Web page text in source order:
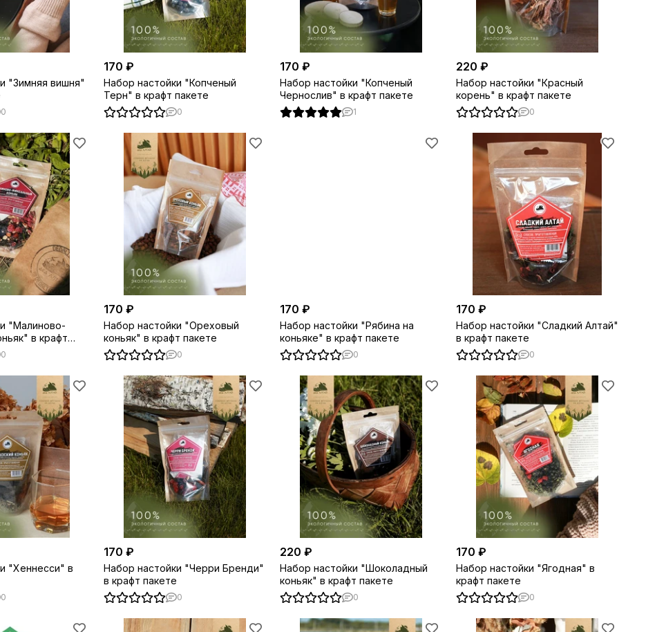
"Зимняя вишня"
0
170 ₽
Набор настойки "Копченый
Терн" в крафт пакете
0
170 ₽
Набор настойки "Копченый
Чернослив" в крафт пакете
1
220 ₽
Набор настойки "Красный
корень" в крафт пакете
0
"Малиново-
в крафт
0
170 ₽
Набор настойки "Ореховый
коньяк" в крафт пакете
0
170 ₽
Набор настойки "Рябина на
коньяке" в крафт пакете
0
170 ₽
Набор настойки "Сладкий Алтай"
в крафт пакете
0
"Хеннесси" в
0
170 ₽
Набор настойки "Черри Бренди"
в крафт пакете
0
220 ₽
Набор настойки "Шоколадный
коньяк" в крафт пакете
0
170 ₽
Набор настойки "Ягодная" в
крафт пакете
0